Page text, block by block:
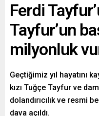
Ferdi
Tayfur’un
milyonluk
Geçtiğimiz yıl hayatını
kızı Tuğçe Tayfur ve
dolandırıcılık ve resmi
dava açıldı.